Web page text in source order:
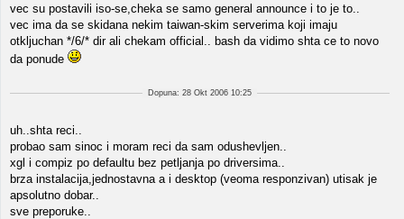
vec su postavili iso-se,cheka se samo general announce i to je to..
vec ima da se skidana nekim taiwan-skim serverima koji imaju
otkljuchan */6/* dir ali chekam official.. bash da vidimo shta ce to novo
da ponude
Dopuna: 28 Okt 2006 10:25
uh..shta reci..
probao sam sinoc i moram reci da sam odushevljen..
xgl i compiz po defaultu bez petljanja po driversima..
brza instalacija,jednostavna a i desktop (veoma responzivan) utisak je
apsolutno dobar..
sve preporuke..